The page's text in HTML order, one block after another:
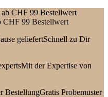
CHF 99 Bestellwert
Schnell zu Dir
Mit der Expertise von
Gratis Probemuster